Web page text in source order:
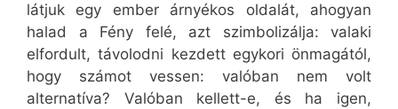
látjuk egy ember árnyékos oldalát, ahogyan
halad a Fény felé, azt szimbolizálja: valaki
elfordult, távolodni kezdett egykori önmagától,
hogy számot vessen: valóban nem volt
alternatíva? Valóban kellett-e, és ha igen,